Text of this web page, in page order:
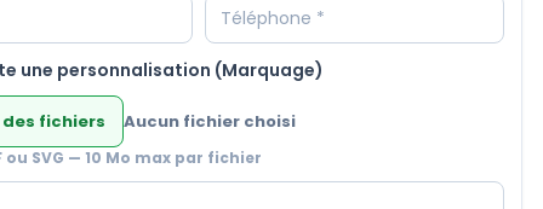
une personnalisation (Marquage)
fichiers Aucun fichier choisi
ou SVG — 10 Mo max par fichier